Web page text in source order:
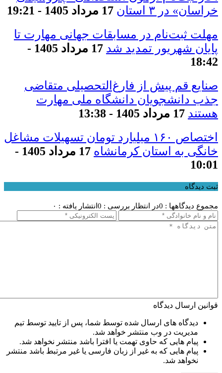
خراسان» در ۳ استان
17 مرداد 1405 - 19:21
مهلت ثبت‌نام در مسابقات جهانی مهارت تا
پایان شهریور تمدید شد
17 مرداد 1405 -
18:42
صنایع قم پیش از فارغ‌التحصیلی متقاضی
جذب دانشجویان دانشگاه ملی مهارت
هستند 17 مرداد 1405 - 13:38
اختصاص ۱۶۰ میلیارد تومان تسهیلات مشاغل
خانگی به استان کرمانشاه
17 مرداد 1405 -
10:01
ثبت دیدگاه
مجموع دیدگاهها : 0 در انتظار بررسی : 0 انتشار یافته : ۰
قوانین ارسال دیدگاه
دیدگاه های ارسال شده توسط شما، پس از تایید توسط تیم
مدیریت در وب منتشر خواهد شد.
پیام هایی که حاوی تهمت یا افترا باشد منتشر نخواهد شد.
پیام هایی که به غیر از زبان فارسی یا غیر مرتبط باشد منتشر
نخواهد شد.